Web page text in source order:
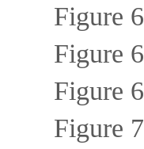
Figure
Figure
Figure
Figure